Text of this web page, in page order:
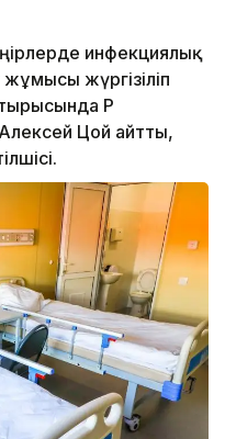
инфекциялық
жүргізіліп
ҚР
Цой айтты,